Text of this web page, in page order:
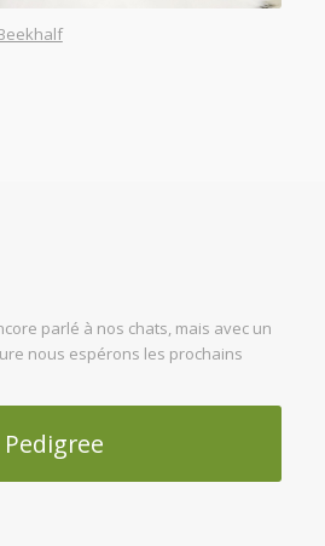
parlé à nos chats, mais avec un
nous espérons les prochains
Pedigree